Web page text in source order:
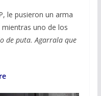
le pusieron un arma
uno de los
de puta. Agarrala que